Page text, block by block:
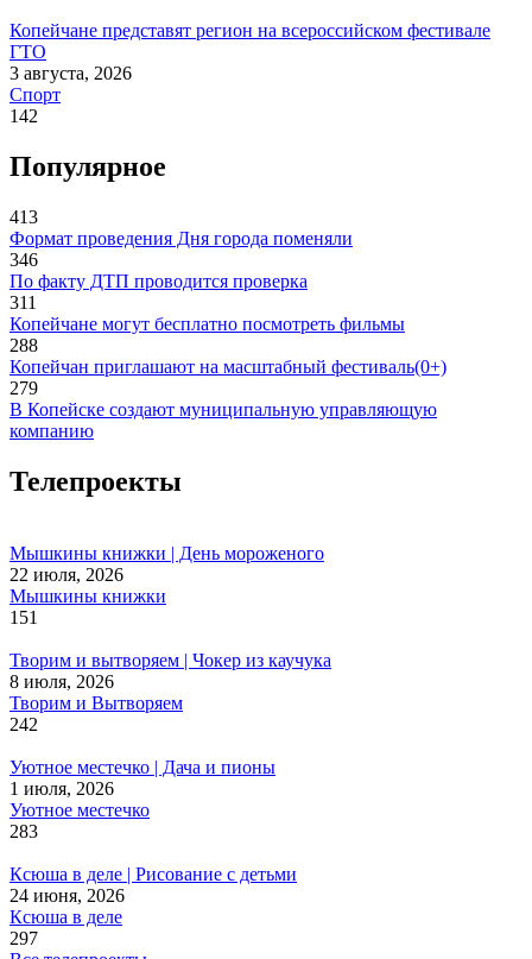
Копейчане представят регион на всероссийском фестивале
ГТО
3 августа, 2026
Спорт
142
Популярное
413
Формат проведения Дня города поменяли
346
По факту ДТП проводится проверка
311
Копейчане могут бесплатно посмотреть фильмы
288
Копейчан приглашают на масштабный фестиваль(0+)
279
В Копейске создают муниципальную управляющую
компанию
Телепроекты
Мышкины книжки | День мороженого
22 июля, 2026
Мышкины книжки
151
Творим и вытворяем | Чокер из каучука
8 июля, 2026
Творим и Вытворяем
242
Уютное местечко | Дача и пионы
1 июля, 2026
Уютное местечко
283
Ксюша в деле | Рисование с детьми
24 июня, 2026
Ксюша в деле
297